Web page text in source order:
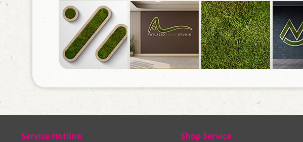
Service Hotline Shop Service